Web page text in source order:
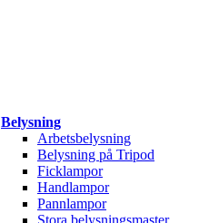
Belysning
Arbetsbelysning
Belysning på Tripod
Ficklampor
Handlampor
Pannlampor
Stora belysningsmaster